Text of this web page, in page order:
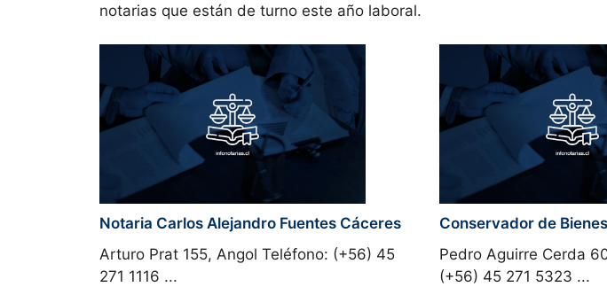
notarias que están de turno este año laboral.
Notaria Carlos Alejandro Fuentes Cáceres
Arturo Prat 155, Angol Teléfono: (+56) 45
271 1116 ...
Conservador de
Pedro Aguirre Cerda
(+56) 45 271 5323 ...